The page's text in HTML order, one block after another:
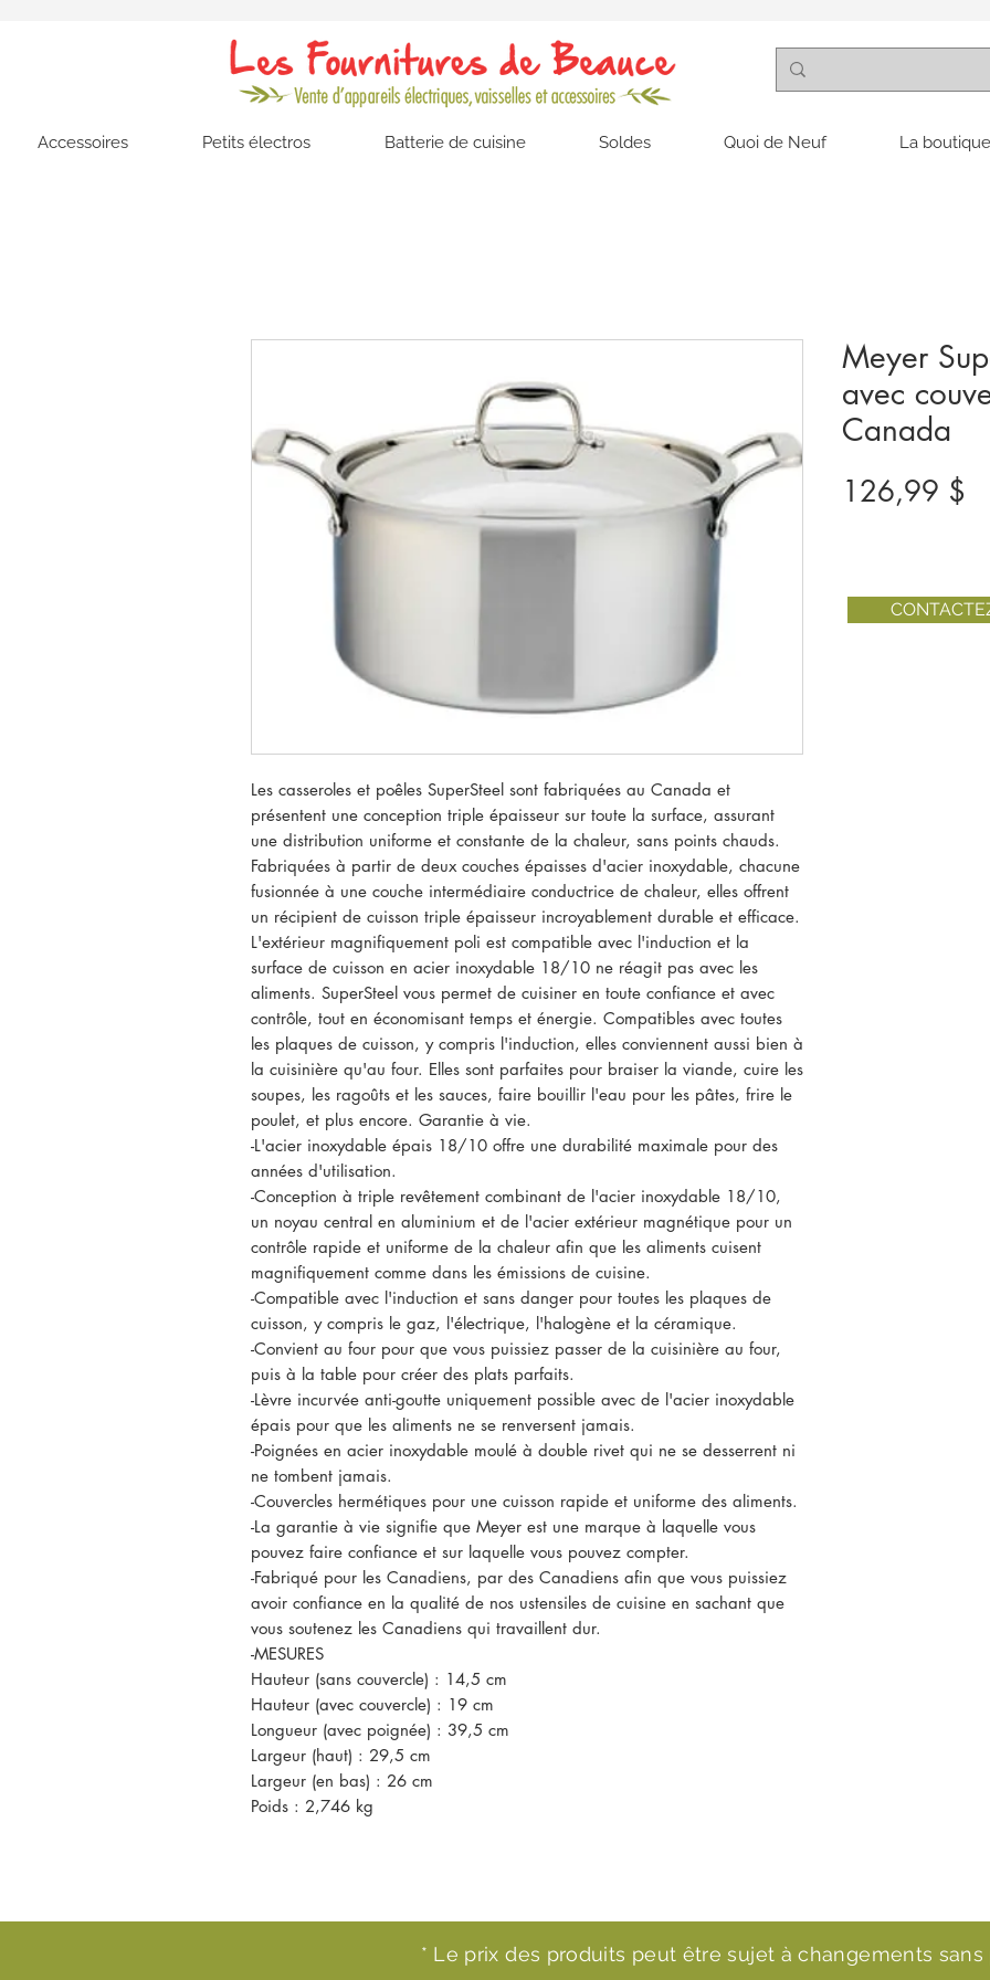
Accessoires Petits électros Batterie de cuisine Soldes Quoi de Neuf La
Les casseroles et poêles SuperSteel sont fabriquées au Canada et
présentent une conception triple épaisseur sur toute la surface, assurant
une distribution uniforme et constante de la chaleur, sans points chauds.
Fabriquées à partir de deux couches épaisses d'acier inoxydable, chacune
fusionnée à une couche intermédiaire conductrice de chaleur, elles offrent
un récipient de cuisson triple épaisseur incroyablement durable et efficace.
L'extérieur magnifiquement poli est compatible avec l'induction et la
surface de cuisson en acier inoxydable 18/10 ne réagit pas avec les
aliments. SuperSteel vous permet de cuisiner en toute confiance et avec
contrôle, tout en économisant temps et énergie. Compatibles avec toutes
les plaques de cuisson, y compris l'induction, elles conviennent aussi bien à
la cuisinière qu'au four. Elles sont parfaites pour braiser la viande, cuire les
soupes, les ragoûts et les sauces, faire bouillir l'eau pour les pâtes, frire le
poulet, et plus encore. Garantie à vie.
-L'acier inoxydable épais 18/10 offre une durabilité maximale pour des
années d'utilisation.
-Conception à triple revêtement combinant de l'acier inoxydable 18/10,
un noyau central en aluminium et de l'acier extérieur magnétique pour un
contrôle rapide et uniforme de la chaleur afin que les aliments cuisent
magnifiquement comme dans les émissions de cuisine.
-Compatible avec l'induction et sans danger pour toutes les plaques de
cuisson, y compris le gaz, l'électrique, l'halogène et la céramique.
-Convient au four pour que vous puissiez passer de la cuisinière au four,
puis à la table pour créer des plats parfaits.
-Lèvre incurvée anti-goutte uniquement possible avec de l'acier inoxydable
épais pour que les aliments ne se renversent jamais.
-Poignées en acier inoxydable moulé à double rivet qui ne se desserrent ni
ne tombent jamais.
-Couvercles hermétiques pour une cuisson rapide et uniforme des aliments.
-La garantie à vie signifie que Meyer est une marque à laquelle vous
pouvez faire confiance et sur laquelle vous pouvez compter.
-Fabriqué pour les Canadiens, par des Canadiens afin que vous puissiez
avoir confiance en la qualité de nos ustensiles de cuisine en sachant que
vous soutenez les Canadiens qui travaillent dur.
-MESURES
Hauteur (sans couvercle) : 14,5 cm
Hauteur (avec couvercle) : 19 cm
Longueur (avec poignée) : 39,5 cm
Largeur (haut) : 29,5 cm
Largeur (en bas) : 26 cm
Poids : 2,746 kg
Meyer
avec
Canada
126,99 $
* Le prix des produits peut être sujet à changements sans